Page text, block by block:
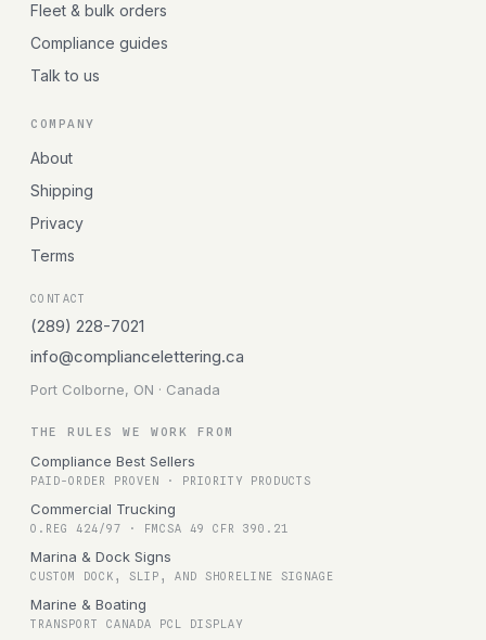
Fleet & bulk orders
Compliance guides
Talk to us
COMPANY
About
Shipping
Privacy
Terms
CONTACT
(289) 228-7021
info@compliancelettering.ca
Port Colborne, ON · Canada
THE RULES WE WORK FROM
Compliance Best Sellers
PAID-ORDER PROVEN · PRIORITY PRODUCTS
Commercial Trucking
O.REG 424/97 · FMCSA 49 CFR 390.21
Marina & Dock Signs
CUSTOM DOCK, SLIP, AND SHORELINE SIGNAGE
Marine & Boating
TRANSPORT CANADA PCL DISPLAY